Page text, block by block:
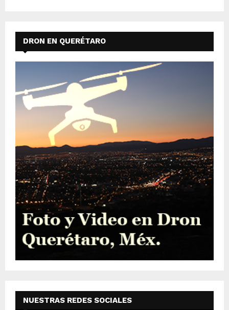
DRON EN QUERÉTARO
NUESTRAS REDES SOCIALES